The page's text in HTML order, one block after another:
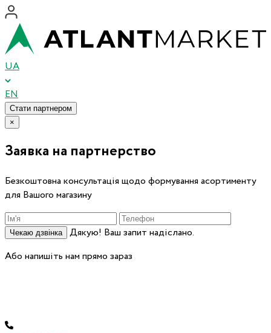
UA
EN
Стати партнером
×
Заявка на партнерство
Безкоштовна консультація щодо формування асортименту
для Вашого магазину
Чекаю дзвінка
Дякую! Ваш запит надіслано.
Або напишіть нам прямо зараз